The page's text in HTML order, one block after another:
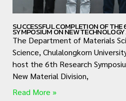
SUCCESSFUL COMPLETION OF THE
SYMPOSIUM ON NEW
The Department of Materials
Science, Chulalongkorn
host the 6th Research
New Material Division,
Read More »